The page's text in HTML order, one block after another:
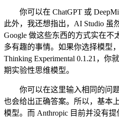
你可以在 ChatGPT 或
此外，我还想指出，AI Studio 虽
Google 做这些东西的方式实在不
多有趣的事情。如果你选择模型
Thinking Experimental 0.1.21，你
期实验性思维模型。
你可以在这里输入相同的问题
也会给出正确答案。所以，基本
模型。而 Anthropic 目前并没有